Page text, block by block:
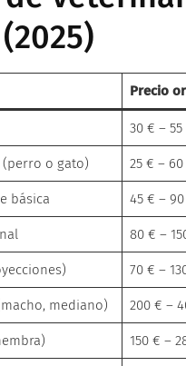
Precio
30 € – 55
(perro o gato) 25 € –
básica 45 € –
80 € –
70 € –
mediano) 200 € –
150 € –